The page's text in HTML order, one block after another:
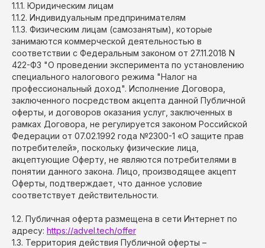
1.1.1. Юридическим лицам
1.1.2. Индивидуальным предпринимателям
1.1.3. Физическим лицам (самозанятым), которые
занимаются коммерческой деятельностью в
соответствии с Федеральным законом от 27.11.2018 N
422-ФЗ "О проведении эксперимента по установлению
специального налогового режима "Налог на
профессиональный доход". Исполнение Договора,
заключенного посредством акцепта данной Публичной
оферты, и договоров оказания услуг, заключенных в
рамках Договора, не регулируется законом Российской
Федерации от 07.02.1992 года №2300-1 «О защите прав
потребителей», поскольку физические лица,
акцептующие Оферту, не являются потребителями в
понятии данного закона. Лицо, производящее акцепт
Оферты, подтверждает, что данное условие
соответствует действительности.
1.2. Публичная оферта размещена в сети Интернет по
адресу: https://advel.tech/offer
1.3. Территория действия Публичной оферты –